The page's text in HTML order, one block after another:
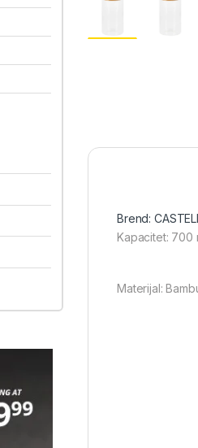
Brend:
Kapacitet: 700
Materijal: